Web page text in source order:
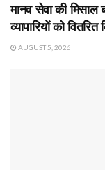
मानव सेवा की
व्यापारियों को
AUGUST 5, 2026